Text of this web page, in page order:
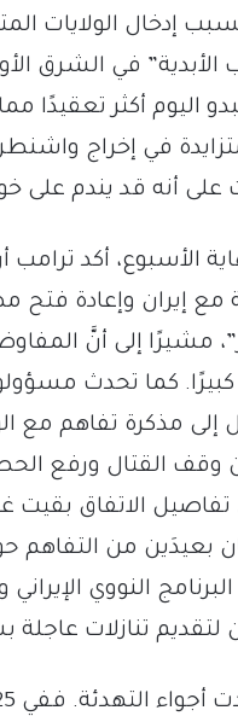
إدخال الولايات
الأبدية” في الشرق
اليوم أكثر تعقيدًا
في إخراج
على أنه قد يندم على
الأسبوع، أكد ترامب
مع إيران وإعادة فتح
مشيرًا إلى أنَّ
كما تحدث
مذكرة تفاهم مع
وقف القتال ورفع
تفاصيل الاتفاق بقيت
بعيدَين من التفاهم
النووي
تنازلات عاجلة